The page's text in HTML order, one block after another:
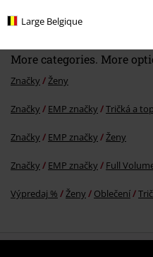
Large Belgique
More categories. More
Značky Ženy
Značky EMP značky Tričká a
Značky EMP značky Ženy
Značky EMP značky Full
Výpredaj % Ženy Oblečení